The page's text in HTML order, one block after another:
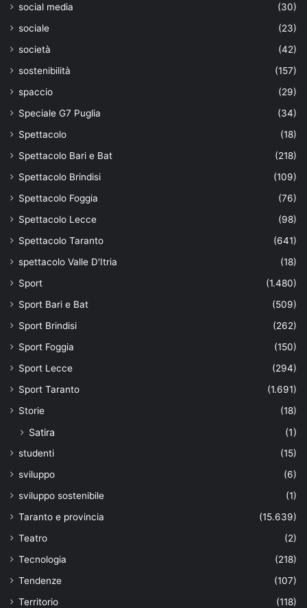
social media
(30)
sociale
(23)
società
(42)
sostenibilità
(157)
spaccio
(29)
Speciale G7 Puglia
(34)
Spettacolo
(18)
Spettacolo Bari e Bat
(218)
Spettacolo Brindisi
(109)
Spettacolo Foggia
(76)
Spettacolo Lecce
(98)
Spettacolo Taranto
(641)
spettacolo Valle D'Itria
(18)
Sport
(1.480)
Sport Bari e Bat
(509)
Sport Brindisi
(262)
Sport Foggia
(150)
Sport Lecce
(294)
Sport Taranto
(1.691)
Storie
(18)
Satira (1)
studenti
(15)
sviluppo
(6)
sviluppo sostenibile
(1)
Taranto e provincia
(15.639)
Teatro
(2)
Tecnologia
(218)
Tendenze
(107)
Territorio
(118)